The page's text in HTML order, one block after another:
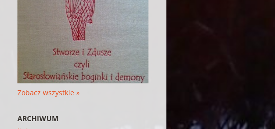
Zobacz wszystkie »
ARCHIWUM